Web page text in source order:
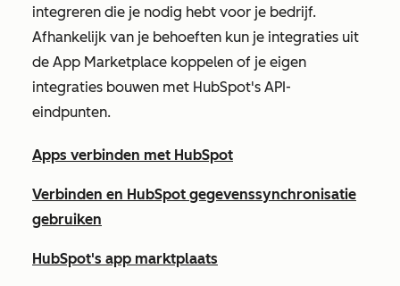
integreren die je nodig hebt voor je bedrijf.
Afhankelijk van je behoeften kun je integraties uit
de App Marketplace koppelen of je eigen
integraties bouwen met HubSpot's API-
eindpunten.
Apps verbinden met HubSpot
Verbinden en HubSpot gegevenssynchronisatie
gebruiken
HubSpot's app marktplaats